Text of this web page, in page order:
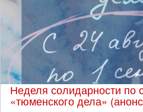
Неделя солидарности по
«тюменского дела»